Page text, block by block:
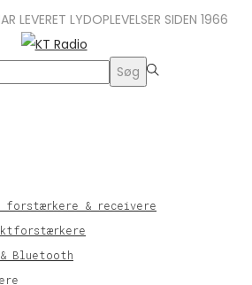
LEVERET LYDOPLEVELSER SIDEN 1966
Søg
& receivere
Bluetooth